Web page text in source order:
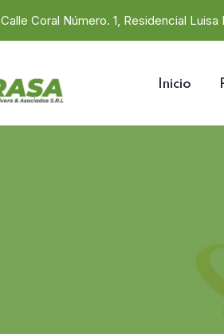
Calle Coral Número. 1, Residencial Luisa
Inicio